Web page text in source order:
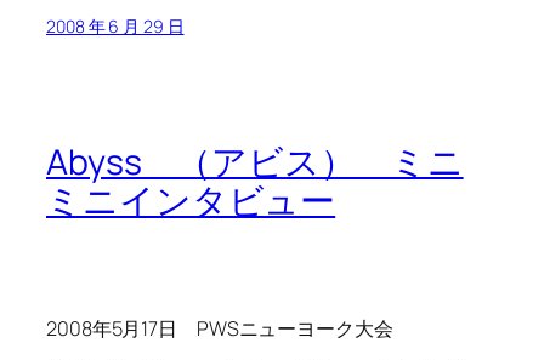
2008 年 6 月 29 日
Abyss （アビス） ミニ
ミニインタビュー
2008年5月17日 PWSニューヨーク大会